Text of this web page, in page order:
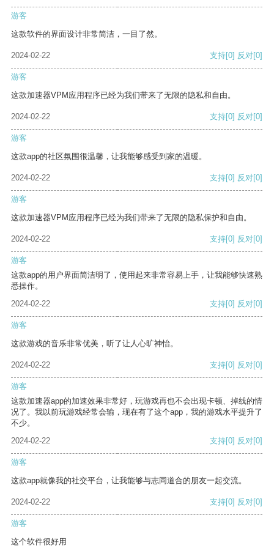
游客
这款软件的界面设计非常简洁，一目了然。
2024-02-22 支持[0] 反对[0]
游客
这款加速器VPM应用程序已经为我们带来了无限的隐私和自由。
2024-02-22 支持[0] 反对[0]
游客
这款app的社区氛围很温馨，让我能够感受到家的温暖。
2024-02-22 支持[0] 反对[0]
游客
这款加速器VPM应用程序已经为我们带来了无限的隐私保护和自由。
2024-02-22 支持[0] 反对[0]
游客
这款app的用户界面简洁明了，使用起来非常容易上手，让我能够快速熟
悉操作。
2024-02-22
支持[0] 反对[0]
游客
这款游戏的音乐非常优美，听了让人心旷神怡。
2024-02-22 支持[0] 反对[0]
游客
这款加速器app的加速效果非常好，玩游戏再也不会出现卡顿、掉线的情
况了。我以前玩游戏经常会输，现在有了这个app，我的游戏水平提升了
不少。
2024-02-22
支持[0] 反对[0]
游客
这款app就像我的社交平台，让我能够与志同道合的朋友一起交流。
2024-02-22 支持[0] 反对[0]
游客
这个软件很好用